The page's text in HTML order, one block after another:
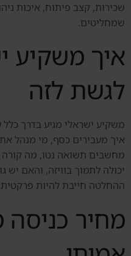
שכירות, קצב פיתוח, איכות
שמחליטים.
איך משקיע
לגשת לזה
משקיע ישראלי מגיע בדרך
איך מעבירים כסף, מי מנהל
מחשבים תשואה נטו, מה
יכולה לתמוך בוויזה, והאם יש
ההחלטה חייבת להיות פרקטית
מחיר כניסה